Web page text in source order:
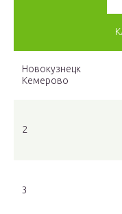
Новокузнецк
Кемерово
2
3